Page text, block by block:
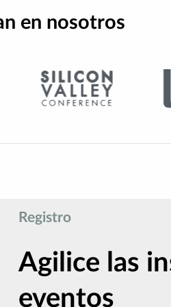
en nosotros
Registro
Agilice las
eventos